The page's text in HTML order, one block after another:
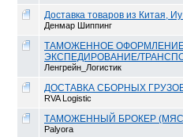
Доставка товаров из Китая,
Денмар Шиппинг
ТАМОЖЕННОЕ
ЭКСПЕДИРОВАНИЕ/
Ленгрейн_Логистик
ДОСТАВКА СБОРНЫХ
RVA Logistic
ТАМОЖЕННЫЙ БРОКЕР
Palyora